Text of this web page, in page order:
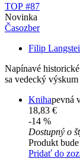
TOP #87
Novinka
Časozber
Filip
Napínavé
sa vedecký
Knihapevná
18,83 €
-14 %
Dostupný o
Produkt
Pridať do